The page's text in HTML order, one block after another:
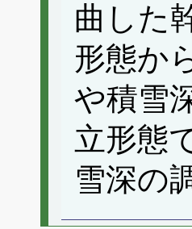
曲した
形態か
や積雪
立形態
雪深の